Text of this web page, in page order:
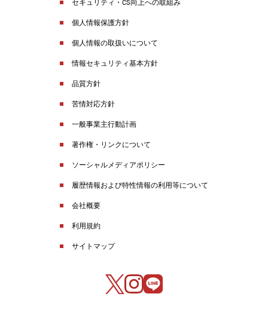
個人情報保護方針
個人情報の取扱いについて
情報セキュリティ基本方針
品質方針
苦情対応方針
一般事業主行動計画
著作権・リンクについて
ソーシャルメディアポリシー
履歴情報および特性情報の利用等について
会社概要
利用規約
サイトマップ